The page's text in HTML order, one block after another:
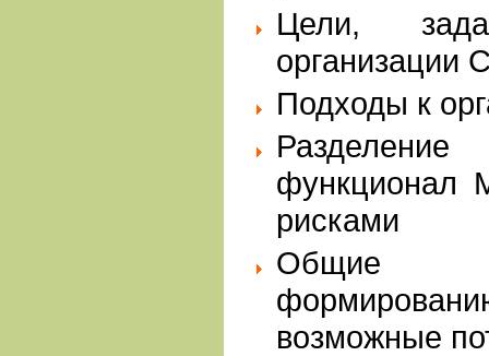
Цели,
Подходы к
функционал
рисками
Общие
возможные